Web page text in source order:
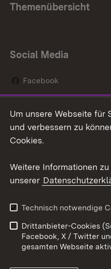
Themenübersicht
Social Media
Facebook
Social Wall
Youtube
Kontakt
Barrierefreiheit
Impressum
Um unsere Webseite für
und verbessern zu
Cookies.
Weitere Informationen
unserer
Technisch notwendige
Drittanbieter-Cookies
Facebook, X / Twitter
gesamten Webseite